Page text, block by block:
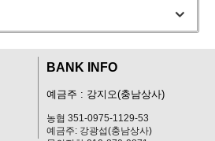
BANK INFO
예금주 : 강지오(충남상사)
농협 351-0975-1129-53
예금주: 강광섭(충남상사)